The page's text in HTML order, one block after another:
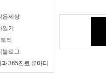
은세상
기
리
블로그
365진료 류마티스내과